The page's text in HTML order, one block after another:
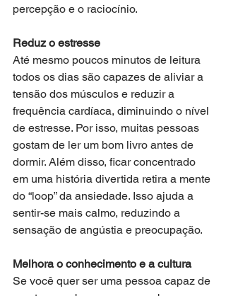
percepção e o raciocínio.
Reduz o estresse
Até mesmo poucos minutos de leitura
todos os dias são capazes de aliviar a
tensão dos músculos e reduzir a
frequência cardíaca, diminuindo o nível
de estresse. Por isso, muitas pessoas
gostam de ler um bom livro antes de
dormir. Além disso, ficar concentrado
em uma história divertida retira a mente
do “loop” da ansiedade. Isso ajuda a
sentir-se mais calmo, reduzindo a
sensação de angústia e preocupação.
Melhora o conhecimento e a cultura
Se você quer ser uma pessoa capaz de